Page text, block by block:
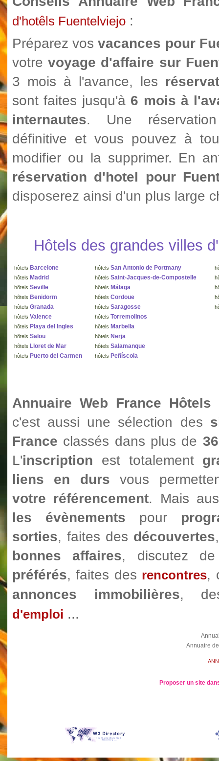
d'hotêls Fuentelviejo :
Préparez vosvacances pour
votrevoyage d'affaire sur
3 mois à l'avance, les
sont faites jusqu'à 6 mois à
internautes. Une
définitive et vous pouvez à
modifier ou la supprimer. En
réservation d'hotel pour
disposerez ainsi d'un plus large
Hôtels des grandes villes
hôtels Barcelone
hôtels Madrid
hôtels Seville
hôtels Benidorm
hôtels Granada
hôtels Valence
hôtels Playa del Ingles
hôtels Salou
hôtels Lloret de Mar
hôtels Puerto del Carmen
hôtels San Antonio de Portmany
hôtels Saint-Jacques-de-Compostelle
hôtels Málaga
hôtels Cordoue
hôtels Saragosse
hôtels Torremolinos
hôtels Marbella
hôtels Nerja
hôtels Salamanque
hôtels Peñíscola
Annuaire Web France Hôtels
c'est aussi une sélection des
France classés dans plus de
L'inscription est totalement
liens en dursvous
votre référencement. Mais
les évènements pour
sorties, faites des découvertes
bonnes affaires, discutez
préférés, faites des rencontres,
annonces immobilières,
d'emploi ...
Annuaire
Proposer un site